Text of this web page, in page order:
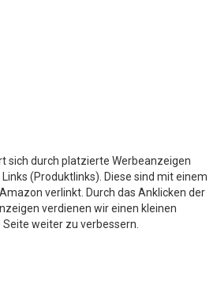
sich durch platzierte Werbeanzeigen
(Produktlinks). Diese sind mit einem
verlinkt. Durch das Anklicken der
verdienen wir einen kleinen
weiter zu verbessern.